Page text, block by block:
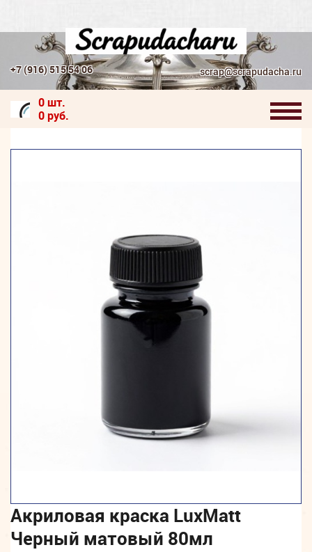
+7 (916) 515 54 06 scrap@scrapudacha.ru
0 шт.
0 руб.
Акриловая краска LuxMatt
Черный матовый 80мл